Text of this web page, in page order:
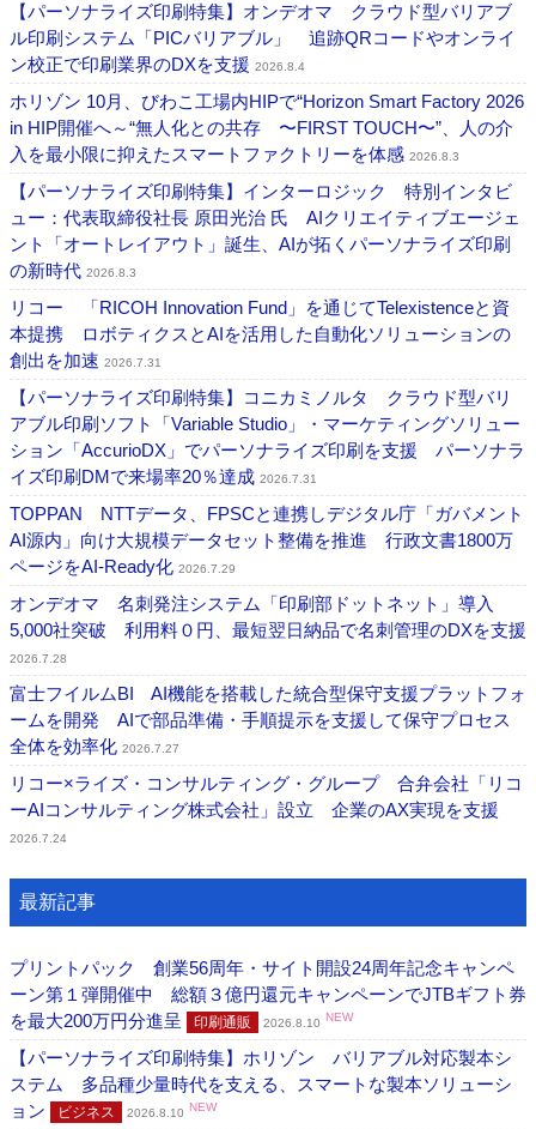
【パーソナライズ印刷特集】オンデオマ クラウド型バリアブ
ル印刷システム「PICバリアブル」 追跡QRコードやオンライ
ン校正で印刷業界のDXを支援 2026.8.4
ホリゾン 10月、びわこ工場内HIPで“Horizon Smart Factory 2026
in HIP開催へ～“無人化との共存 〜FIRST TOUCH〜”、人の介
入を最小限に抑えたスマートファクトリーを体感 2026.8.3
【パーソナライズ印刷特集】インターロジック 特別インタビ
ュー：代表取締役社長 原田光治 氏 AIクリエイティブエージェ
ント「オートレイアウト」誕生、AIが拓くパーソナライズ印刷
の新時代 2026.8.3
リコー 「RICOH Innovation Fund」を通じてTelexistenceと資
本提携 ロボティクスとAIを活用した自動化ソリューションの
創出を加速 2026.7.31
【パーソナライズ印刷特集】コニカミノルタ クラウド型バリ
アブル印刷ソフト「Variable Studio」・マーケティングソリュー
ション「AccurioDX」でパーソナライズ印刷を支援 パーソナラ
イズ印刷DMで来場率20％達成 2026.7.31
TOPPAN NTTデータ、FPSCと連携しデジタル庁「ガバメント
AI源内」向け大規模データセット整備を推進 行政文書1800万
ページをAI-Ready化 2026.7.29
オンデオマ 名刺発注システム「印刷部ドットネット」導入
5,000社突破 利用料０円、最短翌日納品で名刺管理のDXを支援
2026.7.28
富士フイルムBI AI機能を搭載した統合型保守支援プラットフォ
ームを開発 AIで部品準備・手順提示を支援して保守プロセス
全体を効率化 2026.7.27
リコー×ライズ・コンサルティング・グループ 合弁会社「リコ
ーAIコンサルティング株式会社」設立 企業のAX実現を支援
2026.7.24
最新記事
プリントパック 創業56周年・サイト開設24周年記念キャンペ
ーン第１弾開催中 総額３億円還元キャンペーンでJTBギフト券
を最大200万円分進呈
印刷通販 2026.8.10 NEW
【パーソナライズ印刷特集】ホリゾン バリアブル対応製本シ
ステム 多品種少量時代を支える、スマートな製本ソリューシ
ョン
ビジネス 2026.8.10 NEW